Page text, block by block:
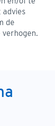
advies
de